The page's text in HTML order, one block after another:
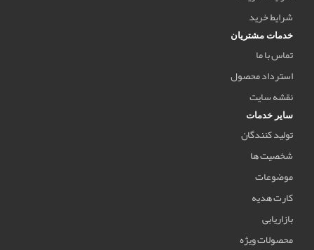
شرایط خرید
خدمات مشتریان
تماس با ما
استرداد محصول
نقشه سایت
سایر خدمات
تولید کنندگان
شخصیت ها
موضوعات
کارت هدیه
بازاریابی
محصولات ویژه